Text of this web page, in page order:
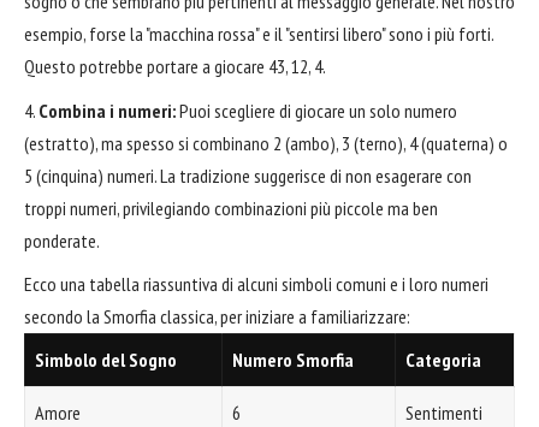
esempio, forse la "macchina rossa" e il "sentirsi libero" sono i più forti.
Questo potrebbe portare a giocare 43, 12, 4.
Combina i numeri:Puoi scegliere di giocare un solo numero
(estratto), ma spesso si combinano 2 (ambo), 3 (terno), 4 (quaterna) o
5 (cinquina) numeri. La tradizione suggerisce di non esagerare con
troppi numeri, privilegiando combinazioni più piccole ma ben
ponderate.
Ecco una tabella riassuntiva di alcuni simboli comuni e i loro numeri
secondo la Smorfia classica, per iniziare a familiarizzare:
Simbolo del Sogno
Numero Smorfia Categoria
Amore 6 Sentimenti